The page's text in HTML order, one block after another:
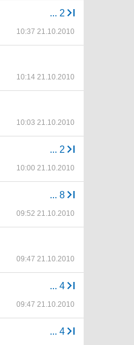
... 2
10:37 21.10.2010
10:14 21.10.2010
10:03 21.10.2010
... 2
10:00 21.10.2010
... 8
09:52 21.10.2010
09:47 21.10.2010
... 4
09:47 21.10.2010
... 4